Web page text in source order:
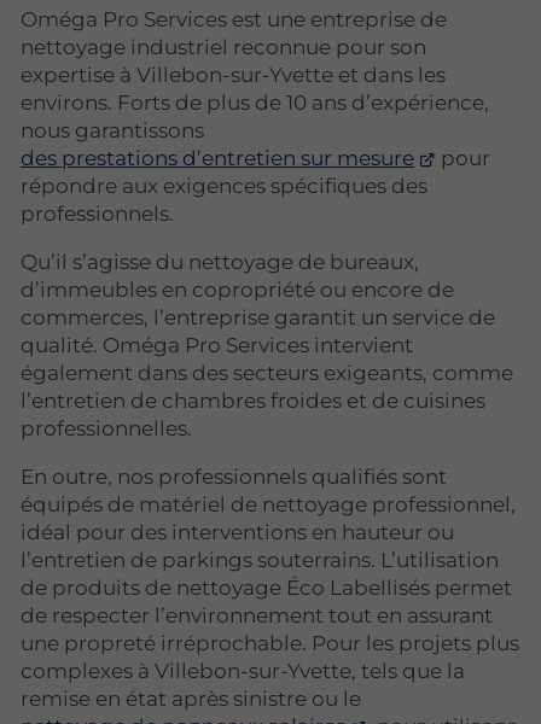
Oméga Pro Services est une entreprise de
nettoyage industriel reconnue pour son
expertise à Villebon-sur-Yvette et dans les
environs. Forts de plus de 10 ans d’expérience,
nous garantissons
des prestations d’entretien sur mesure
pour
répondre aux exigences spécifiques des
professionnels.
Qu’il s’agisse du nettoyage de bureaux,
d’immeubles en copropriété ou encore de
commerces, l’entreprise garantit un service de
qualité. Oméga Pro Services intervient
également dans des secteurs exigeants, comme
l’entretien de chambres froides et de cuisines
professionnelles.
En outre, nos professionnels qualifiés sont
équipés de matériel de nettoyage professionnel,
idéal pour des interventions en hauteur ou
l’entretien de parkings souterrains. L’utilisation
de produits de nettoyage Éco Labellisés permet
de respecter l’environnement tout en assurant
une propreté irréprochable. Pour les projets plus
complexes à Villebon-sur-Yvette, tels que la
remise en état après sinistre ou le